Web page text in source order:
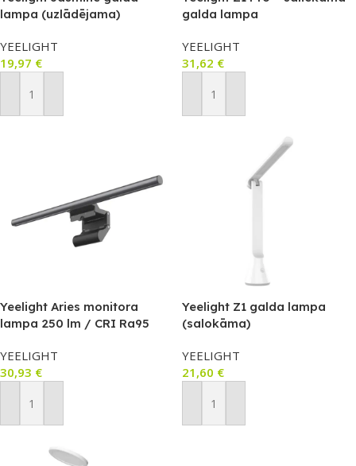
lampa (uzlādējama)
YEELIGHT
19,97 €
Pievienot Grozam
galda lampa
YEELIGHT
31,62 €
Pievienot Grozam
Yeelight Aries monitora
lampa 250 lm / CRI Ra95
YEELIGHT
30,93 €
Pievienot Grozam
Yeelight Z1 galda lampa
(salokāma)
YEELIGHT
21,60 €
Pievienot Grozam